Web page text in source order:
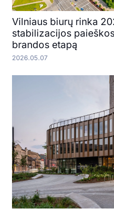
Vilniaus biurų rinka
stabilizacijos
brandos etapą
2026.05.07